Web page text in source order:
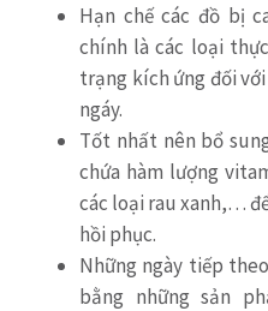
Hạn chế các đồ bị
chính là các loại
trạng kích ứng đối
ngáy.
Tốt nhất nên bổ
chứa hàm lượng
các loại rau xanh,…
hồi phục.
Những ngày tiếp
bằng những sản